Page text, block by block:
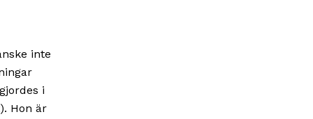
inte
i
Hon är